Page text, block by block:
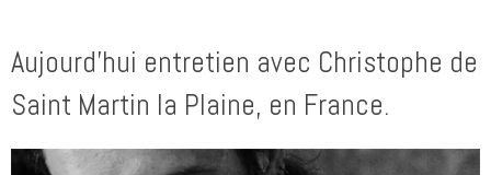
Aujourd’hui entretien avec Christophe de
Saint Martin la Plaine, en France.